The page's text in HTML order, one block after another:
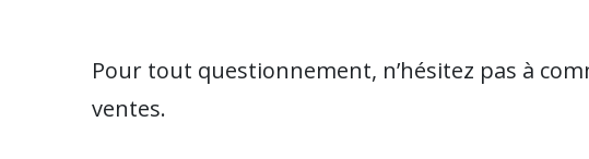
Pour tout questionnement, n’hésitez pas à
ventes.